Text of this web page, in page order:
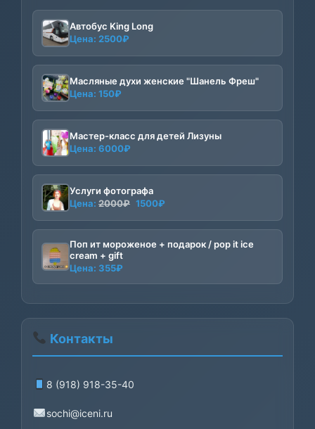
Автобус King Long
Цена: 2500₽
Масляные духи женские "Шанель Фреш"
Цена: 150₽
Мастер-класс для детей Лизуны
Цена: 6000₽
Услуги фотографа
Цена: 2000₽ Первоначальная
составляла
2000₽.
1500₽
1500₽.
Поп ит мороженое + подарок / pop it ice
cream + gift
Цена: 355₽
Контакты
8 (918) 918-35-40
sochi@iceni.ru